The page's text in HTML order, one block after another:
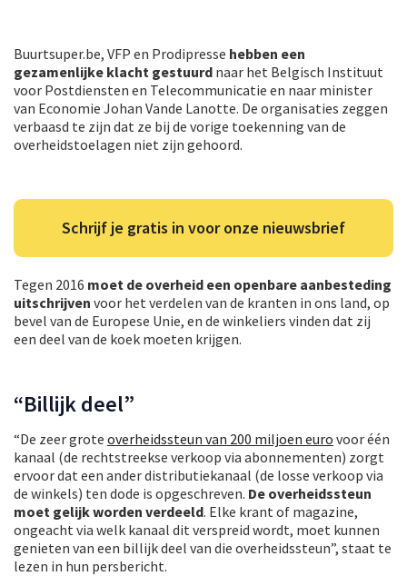
Buurtsuper.be, VFP en Prodipresse hebben een
gezamenlijke klacht gestuurd naar het Belgisch Instituut
voor Postdiensten en Telecommunicatie en naar minister
van Economie Johan Vande Lanotte. De organisaties zeggen
verbaasd te zijn dat ze bij de vorige toekenning van de
overheidstoelagen niet zijn gehoord.
Schrijf je gratis in voor onze nieuwsbrief
Tegen 2016 moet de overheid een openbare aanbesteding
uitschrijven voor het verdelen van de kranten in ons land, op
bevel van de Europese Unie, en de winkeliers vinden dat zij
een deel van de koek moeten krijgen.
“Billijk deel”
“De zeer grote overheidssteun van 200 miljoen euro voor één
kanaal (de rechtstreekse verkoop via abonnementen) zorgt
ervoor dat een ander distributiekanaal (de losse verkoop via
de winkels) ten dode is opgeschreven. De overheidssteun
moet gelijk worden verdeeld. Elke krant of magazine,
ongeacht via welk kanaal dit verspreid wordt, moet kunnen
genieten van een billijk deel van die overheidssteun”, staat te
lezen in hun persbericht.